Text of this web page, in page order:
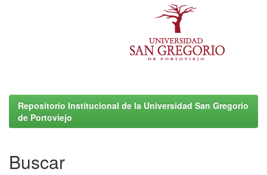
Repositorio Institucional de la Universidad San Gregorio
de Portoviejo
Buscar